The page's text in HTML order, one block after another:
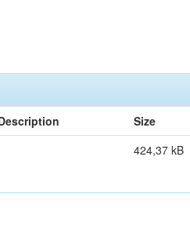
Size
424,37 kB